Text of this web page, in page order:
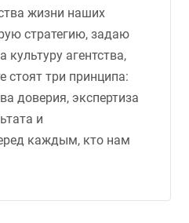
жизни наших
стратегию, задаю
культуру агентства,
стоят три принципа:
доверия, экспертиза
и
каждым, кто нам